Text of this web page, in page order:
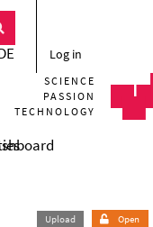
Log in
SCIENCE
PASSION
TECHNOLOGY
Upload Open